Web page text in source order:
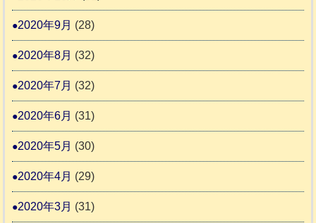
2020年9月 (28)
2020年8月 (32)
2020年7月 (32)
2020年6月 (31)
2020年5月 (30)
2020年4月 (29)
2020年3月 (31)